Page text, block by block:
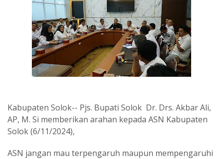
Kabupaten Solok-- Pjs. Bupati Solok Dr. Drs. Akbar Ali,
AP, M. Si memberikan arahan kepada ASN Kabupaten
Solok (6/11/2024),
ASN jangan mau terpengaruh maupun mempengaruhi